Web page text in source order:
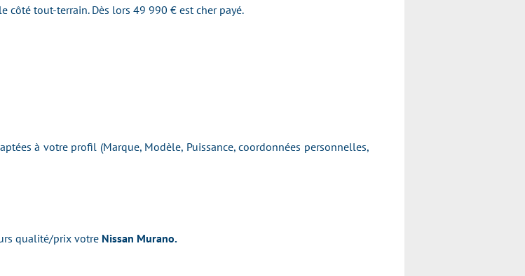
côté tout-terrain. Dès lors 49 990 € est cher payé.
à votre profil (Marque, Modèle, Puissance, coordonnées personnelles,
qualité/prix votre Nissan Murano.